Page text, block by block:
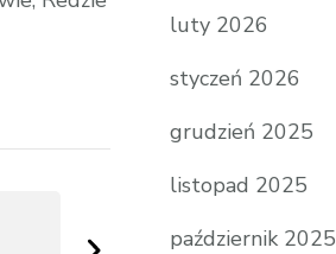
luty 2026
styczeń 2026
grudzień 2025
listopad 2025
październik 2025